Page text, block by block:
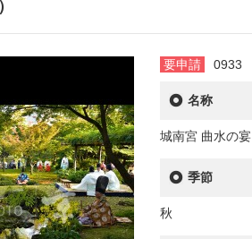
要申請 0933
名称
城南宮 曲水の宴
季節
秋